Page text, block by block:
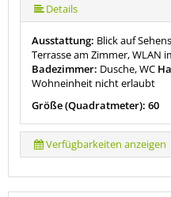
Details
Ausstattung: Blick auf
Terrasse am Zimmer, WLAN
Badezimmer: Dusche, WC
Wohneinheit nicht erlaubt
Größe (Quadratmeter): 60
Verfügbarkeiten anzeigen